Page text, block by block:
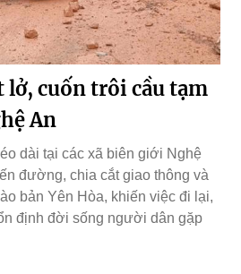
lở, cuốn trôi cầu tạm
An
dài tại các xã biên giới Nghệ
đường, chia cắt giao thông và
bản Yên Hòa, khiến việc đi lại,
định đời sống người dân gặp